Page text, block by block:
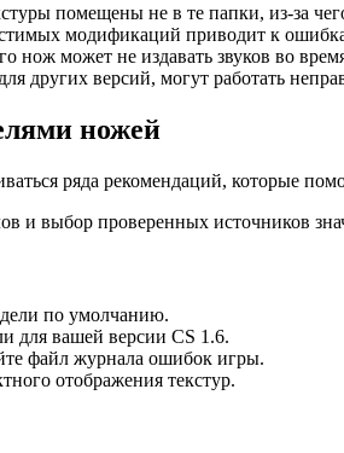
помещены не в те папки, из-за
модификаций приводит к
нож может не издавать звуков во
других версий, могут работать
ножей
ряда рекомендаций, которые
и выбор проверенных источников
по умолчанию.
для вашей версии CS 1.6.
файл журнала ошибок игры.
отображения текстур.